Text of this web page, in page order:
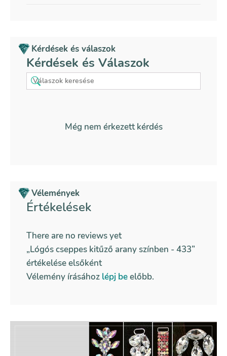
Kérdések és válaszok
Kérdések és Válaszok
Még nem érkezett kérdés
Vélemények
Értékelések
There are no reviews yet
„Lógós cseppes kitűző arany színben - 433”
értékelése elsőként
Vélemény írásához lépj beelőbb.